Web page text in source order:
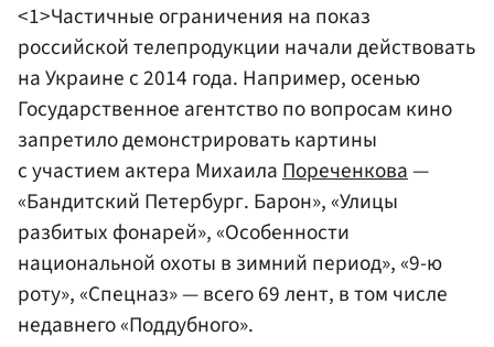
<1>Частичные ограничения на показ
российской телепродукции начали действовать
на Украине с 2014 года. Например, осенью
Государственное агентство по вопросам кино
запретило демонстрировать картины
с участием актера МихаилаПореченкова—
«Бандитский Петербург. Барон», «Улицы
разбитых фонарей», «Особенности
национальной охоты в зимний период», «9-ю
роту», «Спецназ» — всего 69 лент, в том числе
недавнего «Поддубного».